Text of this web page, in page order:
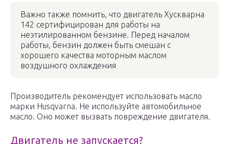
Важно также помнить, что двигатель Хускварна
142 сертифицирован для работы на
неэтилированном бензине. Перед началом
работы, бензин должен быть смешан с
хорошего качества моторным маслом
воздушного охлаждения
Производитель рекомендует использовать масло
марки Husqvarna. Не используйте автомобильное
масло. Оно может вызвать повреждение двигателя.
Двигатель не запускается?